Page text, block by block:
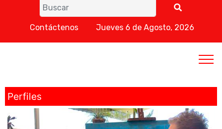
Contáctenos Jueves 6 de Agosto, 2026
Perfiles